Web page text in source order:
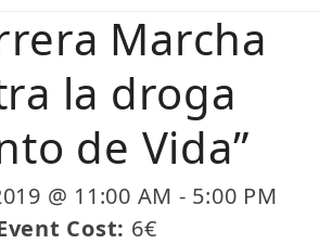
mobile
menu
mobile
menuMarcha
la droga
de Vida”
@ 11:00 AM - 5:00 PM
Cost: 6€